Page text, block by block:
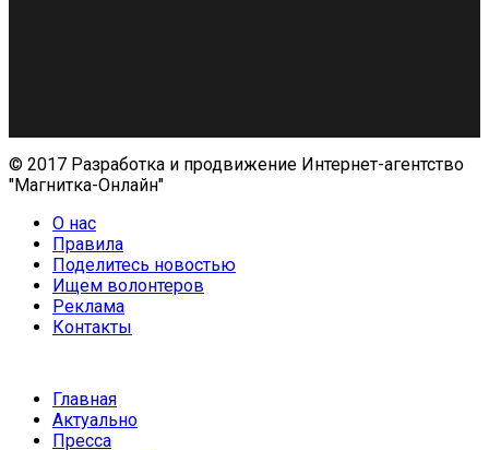
© 2017 Разработка и продвижение Интернет-агентство
"Магнитка-Онлайн"
О нас
Правила
Поделитесь новостью
Ищем волонтеров
Реклама
Контакты
Главная
Актуально
Пресса